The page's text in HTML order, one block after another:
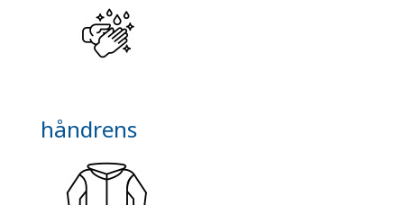
håndrens